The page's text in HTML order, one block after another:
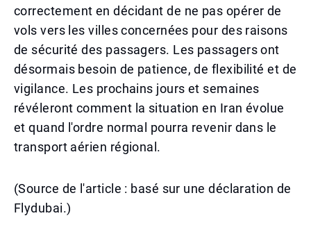
correctement en décidant de ne pas opérer de
vols vers les villes concernées pour des raisons
de sécurité des passagers. Les passagers ont
désormais besoin de patience, de flexibilité et de
vigilance. Les prochains jours et semaines
révéleront comment la situation en Iran évolue
et quand l'ordre normal pourra revenir dans le
transport aérien régional.
(Source de l'article : basé sur une déclaration de
Flydubai.)